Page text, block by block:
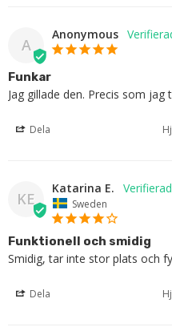
A
Anonymous
Funkar
Jag gillade den. Precis som
Dela
KE
Katarina E.
Sweden
Funktionell och smidig
Smidig, tar inte stor plats och
Dela